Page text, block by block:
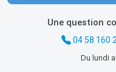
Une question
04 58 160
Du lundi